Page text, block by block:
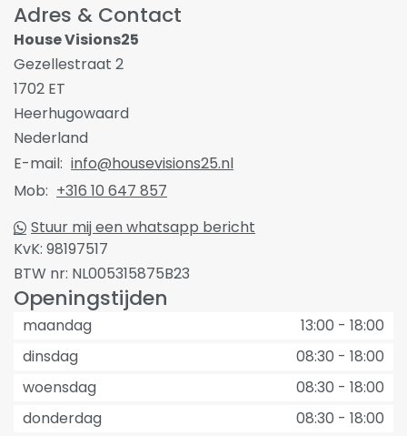
Adres & Contact
House Visions25
Gezellestraat 2
1702 ET
Heerhugowaard
Nederland
E-mail: info@housevisions25.nl
Mob: +316 10 647 857
Stuur mij een whatsapp bericht
KvK: 98197517
BTW nr: NL005315875B23
Openingstijden
maandag 13:00 - 18:00
dinsdag
08:30 - 18:00
woensdag
08:30 - 18:00
donderdag
08:30 - 18:00